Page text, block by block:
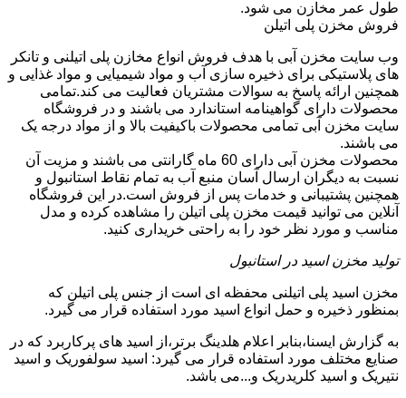
طول عمر مخازن می شود.
فروش مخزن پلی اتیلن
وب سایت مخزن آبی با هدف فروش انواع مخازن پلی اتیلنی و تانکر
های پلاستیکی برای ذخیره سازی آب و مواد شیمیایی و مواد غذایی و
همچنین ارائه پاسخ به سوالات مشتریان فعالیت می کند.تمامی
محصولات دارای گواهینامه استاندارد می باشند و در فروشگاه
سایت مخزن آبی تمامی محصولات باکیفیت بالا و از مواد درجه یک
می باشند.
محصولات مخزن آبی دارای 60 ماه گارانتی می باشند و مزیت آن
نسبت به دیگران ارسال آسان منبع آب به تمام نقاط استانبول و
همچنین پشتیبانی و خدمات پس از فروش است.در این فروشگاه
آنلاین می توانید قیمت مخزن پلی اتیلن را مشاهده کرده و مدل
مناسب و مورد نظر خود را به راحتی خریداری کنید.
تولید مخزن اسید در استانبول
مخزن اسید پلی اتیلنی محفظه ای است از جنس پلی اتیلن که
بمنظور ذخیره و حمل انواع اسید مورد استفاده قرار می گیرد.
به گزارش ایسنا،بنابر اعلام هلدینگ برتر،از اسید های پرکاربرد که در
صنایع مختلف مورد استفاده قرار می گیرد: اسید سولفوریک و اسید
نتیریک و اسید کلریدریک و...می باشد.